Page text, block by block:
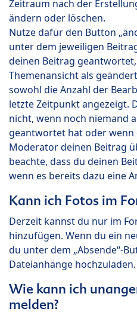
Zeitraum nach der
ändern oder löschen.
Nutze dafür den Button
unter dem jeweiligen
deinen Beitrag
Themenansicht als
sowohl die Anzahl der
letzte Zeitpunkt angezeigt.
nicht, wenn noch niemand
geantwortet hat oder
Moderator deinen Beitrag
beachte, dass du deinen
wenn es bereits dazu eine
Kann ich Fotos im
Derzeit kannst du nur im
hinzufügen. Wenn du ein
du unter dem „Absende“-
Dateianhänge hochzuladen.
Wie kann ich
melden?